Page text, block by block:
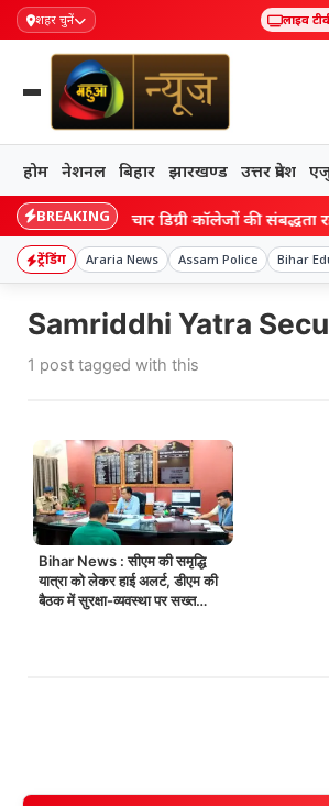
शहर चुनें लाइव
होम नेशनल बिहार झारखण्ड उत्तर प्रदेश
BREAKING
बिहार के चार डिग्री कॉलेजों की संबद्धता
ट्रेंडिंग Araria News Assam Police Bihar
Samriddhi Yatra
1 post tagged with this
Bihar News : सीएम की समृद्धि
यात्रा को लेकर हाई अलर्ट, डीएम की
बैठक में सुरक्षा-व्यवस्था पर सख्त